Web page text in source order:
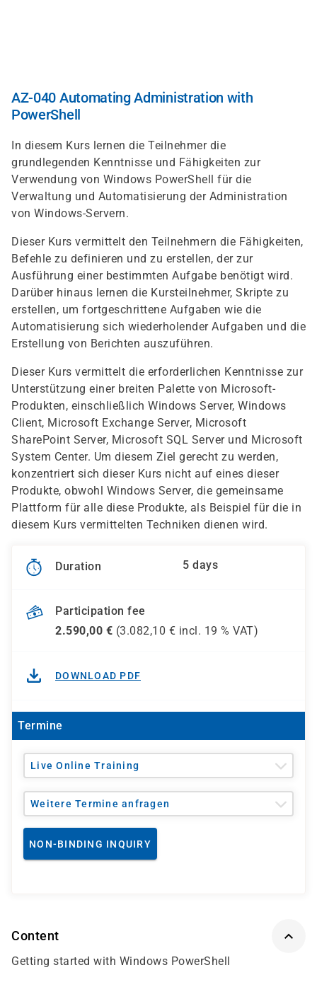
AZ-040 Automating Administration with
PowerShell
In diesem Kurs lernen die Teilnehmer die
grundlegenden Kenntnisse und Fähigkeiten zur
Verwendung von Windows PowerShell für die
Verwaltung und Automatisierung der Administration
von Windows-Servern.
Dieser Kurs vermittelt den Teilnehmern die Fähigkeiten,
Befehle zu definieren und zu erstellen, der zur
Ausführung einer bestimmten Aufgabe benötigt wird.
Darüber hinaus lernen die Kursteilnehmer, Skripte zu
erstellen, um fortgeschrittene Aufgaben wie die
Automatisierung sich wiederholender Aufgaben und die
Erstellung von Berichten auszuführen.
Dieser Kurs vermittelt die erforderlichen Kenntnisse zur
Unterstützung einer breiten Palette von Microsoft-
Produkten, einschließlich Windows Server, Windows
Client, Microsoft Exchange Server, Microsoft
SharePoint Server, Microsoft SQL Server und Microsoft
System Center. Um diesem Ziel gerecht zu werden,
konzentriert sich dieser Kurs nicht auf eines dieser
Produkte, obwohl Windows Server, die gemeinsame
Plattform für alle diese Produkte, als Beispiel für die in
diesem Kurs vermittelten Techniken dienen wird.
Duration 5 days
Participation fee
2.590,00 € (3.082,10 € incl. 19 % VAT)
DOWNLOAD PDF
Termine
Live Online Training
Weitere Termine anfragen
NON-BINDING INQUIRY
Content
Getting started with Windows PowerShell